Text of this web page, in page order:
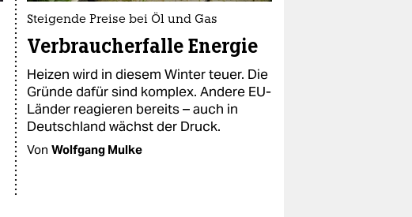
Steigende Preise bei Öl und Gas
Verbraucherfalle Energie
Heizen wird in diesem Winter teuer. Die
Gründe dafür sind komplex. Andere EU-
Länder reagieren bereits – auch in
Deutschland wächst der Druck.
Von Wolfgang Mulke